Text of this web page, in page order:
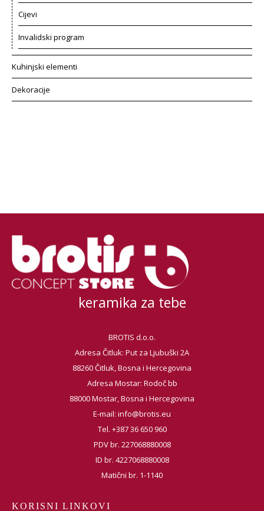
Cijevi
Invalidski program
Kuhinjski elementi
Dekoracije
keramika za tebe
BROTIS d.o.o.
Adresa Čitluk: Put za Ljubuški 2A
88260 Čitluk, Bosna i Hercegovina
Adresa Mostar: Rodoč bb
88000 Mostar, Bosna i Hercegovina
E-mail: info@brotis.eu
Tel. +387 36 650 960
PDV br. 227068880008
ID br. 4227068880008
Matični br. 1-1140
KORISNI LINKOVI